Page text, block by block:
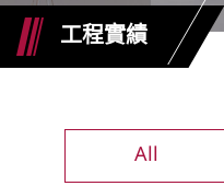
鋁門窗知識
工程實績
All